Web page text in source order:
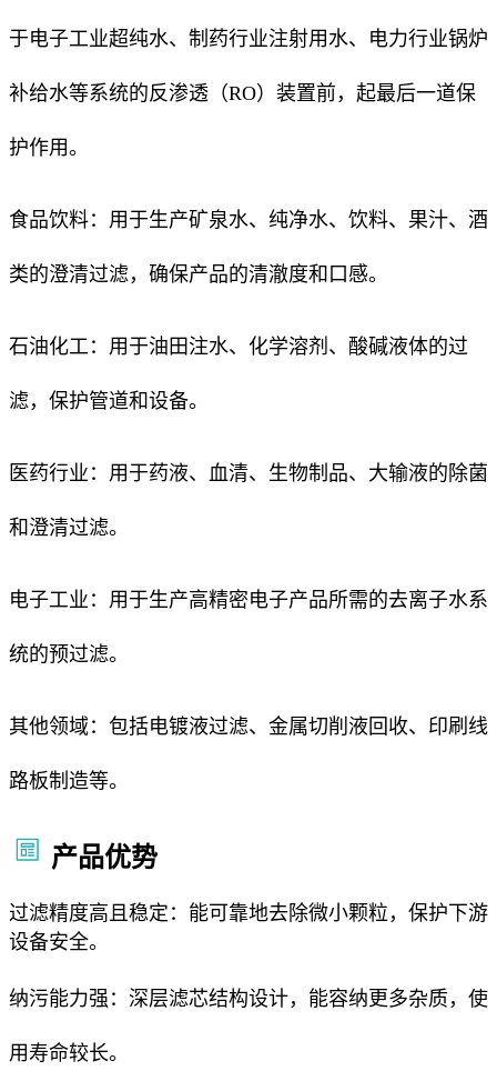
于电子工业超纯水、制药行业注射用水、电力行业锅炉
补给水等系统的反渗透（RO）装置前，起最后一道保
护作用。
食品饮料：用于生产矿泉水、纯净水、饮料、果汁、酒
类的澄清过滤，确保产品的清澈度和口感。
石油化工：用于油田注水、化学溶剂、酸碱液体的过
滤，保护管道和设备。
医药行业：用于药液、血清、生物制品、大输液的除菌
和澄清过滤。
电子工业：用于生产高精密电子产品所需的去离子水系
统的预过滤。
其他领域：包括电镀液过滤、金属切削液回收、印刷线
路板制造等。
产品优势
过滤精度高且稳定：能可靠地去除微小颗粒，保护下游
设备安全。
纳污能力强：深层滤芯结构设计，能容纳更多杂质，使
用寿命较长。